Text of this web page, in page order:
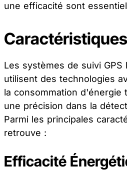
une efficacité sont
Les systèmes de suivi GPS
utilisent des technologies
la consommation d'énergie
une précision dans la
Parmi les principales
retrouve :
Efficacité